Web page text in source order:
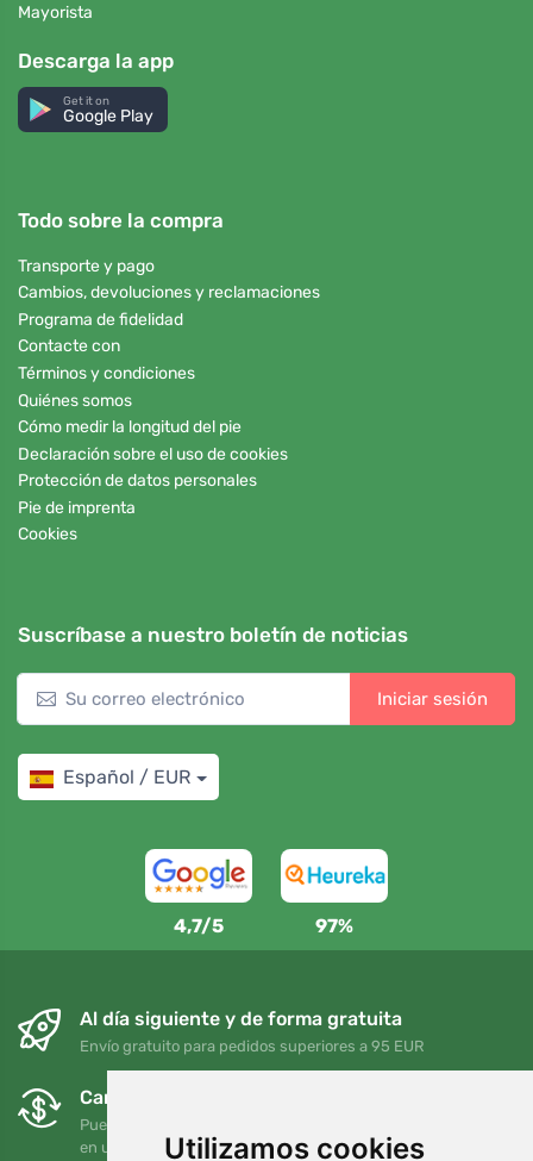
Utilizamos cookies
Mayorista
Descarga la app
Get it on
Google Play
Todo sobre la compra
Transporte y pago
Cambios, devoluciones y reclamaciones
Programa de fidelidad
Contacte con
Términos y condiciones
Quiénes somos
Cómo medir la longitud del pie
Declaración sobre el uso de cookies
Protección de datos personales
Pie de imprenta
Cookies
Suscríbase a nuestro boletín de noticias
Iniciar sesión
Español / EUR
4,7/5 97%
Al día siguiente y de forma gratuita
Envío gratuito para pedidos superiores a 95 EUR
Cambios y devoluciones gratuitos
Puede devolver o cambiar su pedido en cualquier momento
en un plazo de 90 días